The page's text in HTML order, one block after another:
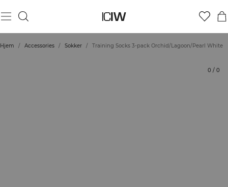
Hjem / Accessories / Sokker / Training Socks 3-pack Orchid/Lagoon/Pearl White
0 / 0